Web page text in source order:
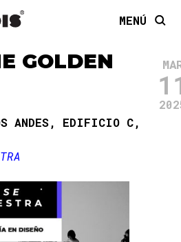
MENÚ
GOLDEN
ANDES, EDIFICIO C,